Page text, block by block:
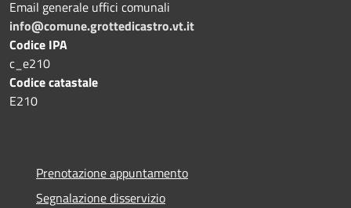
Email generale uffici comunali
info@comune.grottedicastro.vt.it
Codice IPA
c_e210
Codice catastale
E210
Prenotazione appuntamento
Segnalazione disservizio